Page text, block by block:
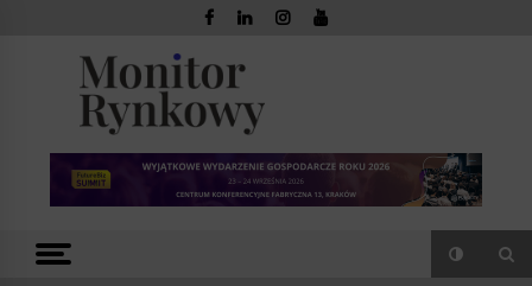
Monitor
Rynkowy